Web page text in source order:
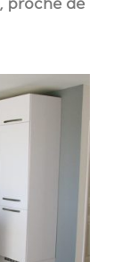
proche de